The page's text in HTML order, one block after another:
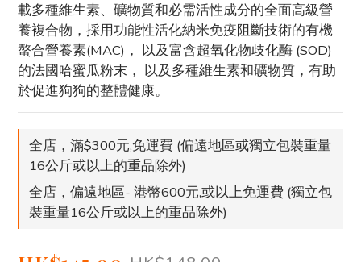
載多種維生素、礦物質和必需活性成分的全面高級營
養複合物，採用功能性活化納米免疫阻斷技術的有機
螯合營養素(MAC)， 以及富含超氧化物歧化酶 (SOD)
的法國哈蜜瓜粉末， 以及多種維生素和礦物質，有助
於促進狗狗的整體健康。
全店，滿$300元,免運費 (偏遠地區或獨立包裝重量
16公斤或以上的重品除外)
全店，偏遠地區- 港幣600元,或以上免運費 (獨立包
裝重量16公斤或以上的重品除外)